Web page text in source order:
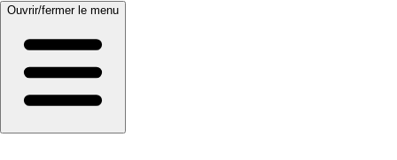
Ouvrir/fermer le menu